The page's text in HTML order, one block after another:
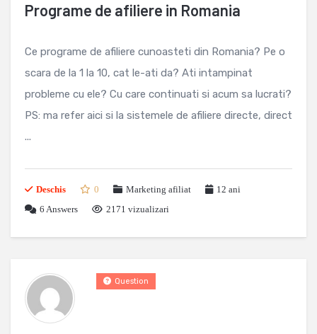
Programe de afiliere in Romania
Ce programe de afiliere cunoasteti din Romania? Pe o
scara de la 1 la 10, cat le-ati da? Ati intampinat
probleme cu ele? Cu care continuati si acum sa lucrati?
PS: ma refer aici si la sistemele de afiliere directe, direct
...
Deschis 0 Marketing afiliat
12 ani
6 Answers 2171 vizualizari
Question